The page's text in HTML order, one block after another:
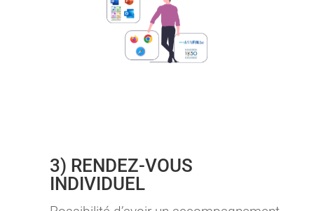
3) RENDEZ-VOUS
INDIVIDUEL